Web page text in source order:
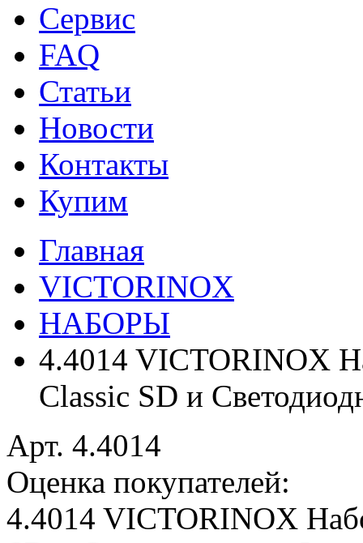
Сервис
FAQ
Статьи
Новости
Контакты
Купим
Главная
VICTORINOX
НАБОРЫ
4.4014 VICTORINOX
Classic SD и
Арт. 4.4014
Оценка покупателей:
4.4014 VICTORINOX